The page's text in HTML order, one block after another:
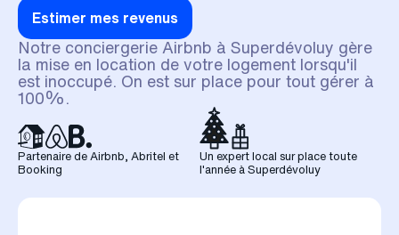
Estimer mes revenus
Notre conciergerie Airbnb à Superdévoluy gère
la mise en location de votre logement lorsqu'il
est inoccupé. On est sur place pour tout gérer à
100%.
Partenaire de Airbnb, Abritel et
Booking
Un expert local sur place toute
l'année à Superdévoluy